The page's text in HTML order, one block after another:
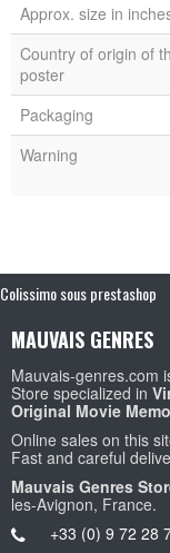
Approx. size in
Country of origin of
poster
Packaging
Warning
Colissimo sous prestashop
MAUVAIS GENRES
Mauvais-genres.com
Store specialized in
Original Movie
Online sales on this
Fast and careful
Mauvais Genres
les-Avignon, France.
+33 (0) 9 72 28